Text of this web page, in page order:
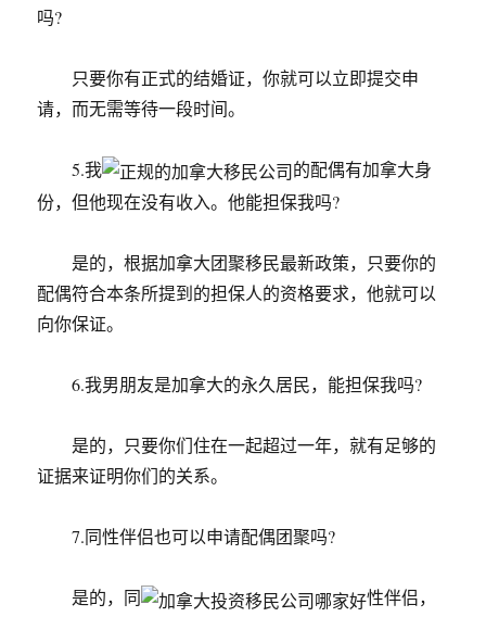
吗?
只要你有正式的结婚证，你就可以立即提交申
请，而无需等待一段时间。
5.我
的配偶有加拿大身
份，但他现在没有收入。他能担保我吗?
是的，根据加拿大团聚移民最新政策，只要你的
配偶符合本条所提到的担保人的资格要求，他就可以
向你保证。
6.我男朋友是加拿大的永久居民，能担保我吗?
是的，只要你们住在一起超过一年，就有足够的
证据来证明你们的关系。
7.同性伴侣也可以申请配偶团聚吗?
是的，同
性伴侣，